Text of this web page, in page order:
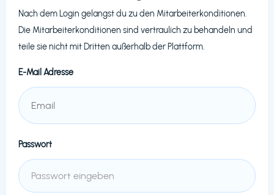
Nach dem Login gelangst du zu den Mitarbeiterkonditionen.
Die Mitarbeiterkonditionen sind vertraulich zu behandeln und
teile sie nicht mit Dritten außerhalb der Plattform.
E-Mail Adresse
Passwort